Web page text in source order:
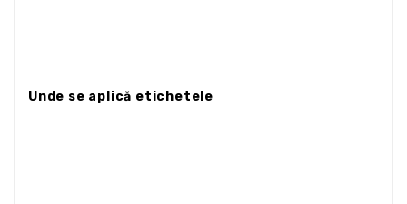
Unde se aplică etichetele